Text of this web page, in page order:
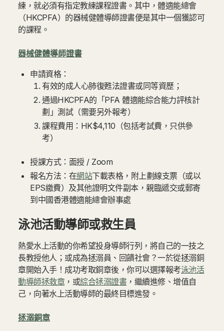
練，就必須有指定教練課程證書。其中，體適能總會
（HKCPFA）的器械健體導師證書便是其中一個獲認可
的課程。
器械健體導師證書
申請資格：
有效的成人心肺復甦法證書或同等資歷；
通過HKCPFA的「PFA 體適能綜合能力評核計
劃」測試（需要另外報考）
課程費用：HK$4,110（包括考試費，只供參
考）
授課方式：面授 / Zoom
報名方法：在網站下載表格，附上劃線支票（或以
EPS繳費）及其他證明文件副本，親臨遞交或郵寄
到中國香港體適能總會辦事處
泳池活動導師或救生員
熱愛水上活動的你希望投身導師行列，將自己的一技之
長教授他人；或成為拯溺員、回饋社會？一於從拯溺銅
章開始入手！成功考取銅章後，你可以選擇報考泳池活
動導師拯救章，或綜合拯溺證書 ，繼續進修、增值自
己，向著水上活動導師的最終目標進發。
拯溺銅章